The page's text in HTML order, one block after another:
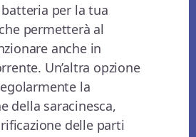
per la tua
permetterà al
anche in
Un’altra opzione
la
della saracinesca,
delle parti